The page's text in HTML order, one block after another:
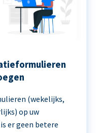
(wekelijks,
op uw
er geen betere